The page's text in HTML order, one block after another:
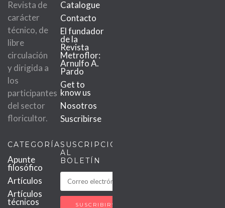
Revista de
carácter
técnico, de
libre
circulación
y dirigida a
los
participantes
del sector
floricultor.
Catalogue
Contacto
El fundador
de la
Revista
Metroflor:
Arnulfo A.
Pardo
Get to
know us
Nosotros
Suscribirse
CATEGORÍAS
Apunte
filosófico
Artículos
Artículos
técnicos
SUSCRIPCIÓN
AL
BOLETÍN